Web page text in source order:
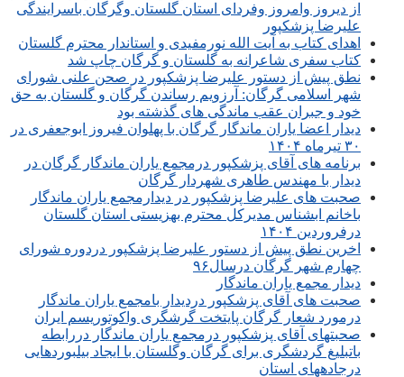
از دیروز وامروز وفردای استان گلستان وگرگان باسرایندگی
علیرضا پزشکپور
اهدای کتاب به آیت الله نورمفیدی و استاندار محترم گلستان
کتاب سفری شاعرانه به گلستان و گرگان چاپ شد
نطق پیش از دستور علیرضا پزشکپور در صحن علنی شورای
شهر اسلامی گرگان: آرزویم رساندن گرگان و گلستان به حق
خود و جبران عقب ماندگی های گذشته بود
دیدار اعضا یاران ماندگار گرگان با پهلوان فیروز ابوجعفری در
۳۰ تیرماه ۱۴۰۴
برنامه های آقای پزشکپور درمجمع یاران ماندگار گرگان در
دیدار با مهندس طاهری شهردار گرگان
صحبت های علیرضا پزشکپور در دیدارمجمع یاران ماندگار
باخانم ابشناس مدیرکل محترم بهزیستی استان گلستان
درفروردین ۱۴۰۴
اخرین نطق پیش از دستور علیرضا پزشکپور دردوره شورای
چهارم شهر گرگان درسال۹۶
دیدار مجمع یاران ماندگار
صحبت های آقای پزشکپور دردیدار بامجمع یاران ماندگار
درمورد شعار گرگان پایتخت گرشگری واکوتوریسم ایران
صحبتهای آقای پزشکپور درمجمع یاران ماندگار دررابطه
باتبلیغ گردشگری برای گرگان وگلستان با ایجاد بیلبوردهایی
درجادههای استان